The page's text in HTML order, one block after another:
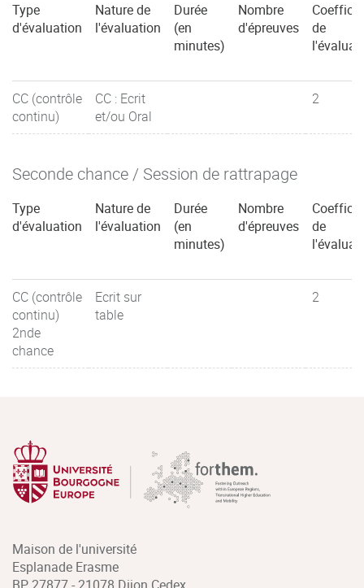
Type
d'évaluation
Nature de
l'évaluation
Durée
(en
minutes)
Nombre
d'épreuves
de
CC (contrôle
continu)
CC : Ecrit
et/ou Oral
2
Seconde chance / Session de rattrapage
Type
d'évaluation
Nature de
l'évaluation
Durée
(en
minutes)
Nombre
d'épreuves
de
CC (contrôle
continu)
2nde
chance
Ecrit sur
table
2
Maison de l'université
Esplanade Erasme